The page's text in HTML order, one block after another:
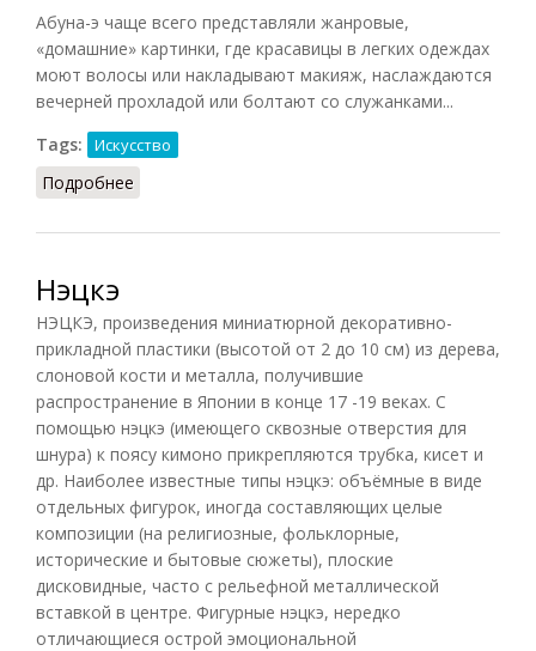
Абуна-э чаще всего представляли жанровые,
«домашние» картинки, где красавицы в легких одеждах
моют волосы или накладывают макияж, наслаждаются
вечерней прохладой или болтают со служанками...
Tags:
Искусство
Подробнее
Нэцкэ
НЭЦКЭ, произведения миниатюрной декоративно-
прикладной пластики (высотой от 2 до 10 см) из дерева,
слоновой кости и металла, получившие
распространение в Японии в конце 17 -19 веках. С
помощью нэцкэ (имеющего сквозные отверстия для
шнура) к поясу кимоно прикрепляются трубка, кисет и
др. Наиболее известные типы нэцкэ: объёмные в виде
отдельных фигурок, иногда составляющих целые
композиции (на религиозные, фольклорные,
исторические и бытовые сюжеты), плоские
дисковидные, часто с рельефной металлической
вставкой в центре. Фигурные нэцкэ, нередко
отличающиеся острой эмоциональной